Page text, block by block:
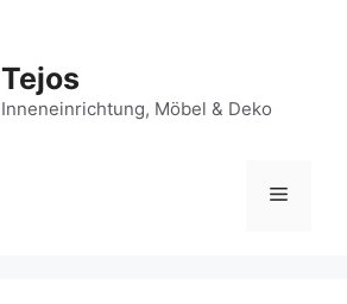
Tejos
Inneneinrichtung, Möbel & Deko
Menü